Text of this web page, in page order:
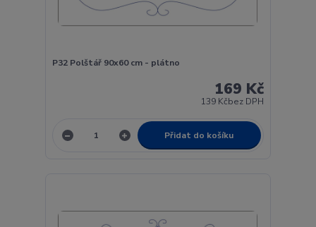
P32 Polštář 90x60 cm - plátno
169 Kč
139 Kčbez DPH
Přidat do košíku